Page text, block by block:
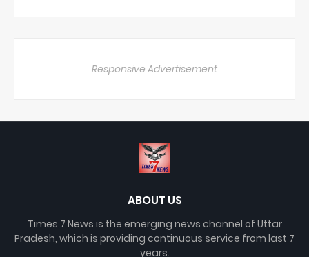
Responsive Advertisement
ABOUT US
Times 7 News is the emerging news channel of Uttar
Pradesh, which is providing continuous service from last 7
years.